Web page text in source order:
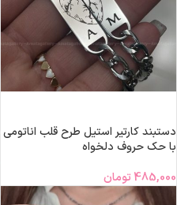
دستبند کارتیر استیل طرح قلب اناتومی
با حک حروف دلخواه
485,000 تومان